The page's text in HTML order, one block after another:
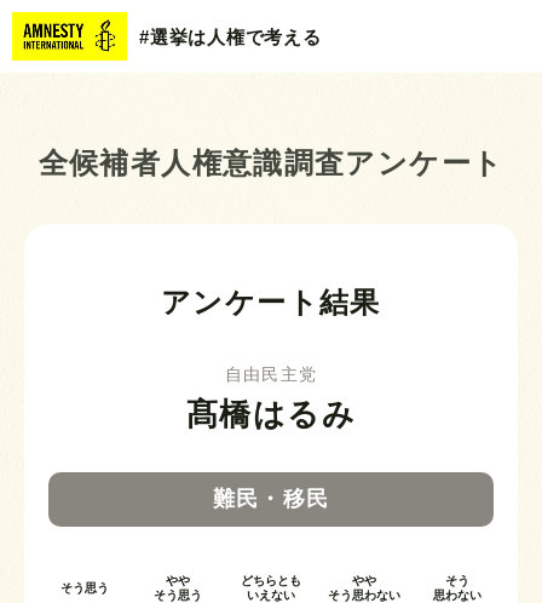
#選挙は人権で考える
全候補者人権意識調査アンケート
アンケート結果
自由民主党
髙橋はるみ
難民・移民
そう思う
やや
そう思う
どちらとも
いえない
やや
そう思わない
そう
思わない